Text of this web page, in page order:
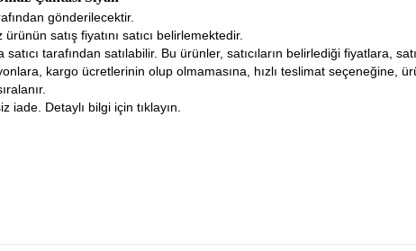
gönderilecektir.
satış fiyatını satıcı belirlemektedir.
tarafından satılabilir. Bu ürünler, satıcıların belirlediği fiyatlara,
kargo ücretlerinin olup olmamasına, hızlı teslimat seçeneğine,
iade. Detaylı bilgi için tıklayın.